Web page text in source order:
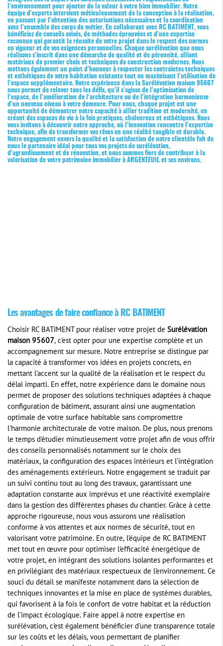
l'environnement pour ajouter de la valeur à votre bien immobilier. Notre
équipe d'experts intervient méticuleusement de la conception à la réalisation,
en passant par l'obtention des autorisations nécessaires et la coordination
avec l'ensemble des corps de métier. En collaborant avec RC BATIMENT, vous
bénéficiez de conseils avisés, de méthodes éprouvées et d'une expertise
reconnue qui garantit la réussite de votre projet dans le respect des normes
en vigueur et de vos exigences personnelles. Chaque surélévation que nous
réalisons s'inscrit dans une démarche de qualité et de pérennité, alliant
matériaux de premier choix et techniques de construction modernes. Nous
mettons également un point d'honneur à respecter les contraintes techniques
et esthétiques de votre habitation existante tout en maximisant l'utilisation de
l'espace supplémentaire. Notre expérience dans la Surélévation maison 95607
nous permet de relever tous les défis, qu'il s'agisse de l'optimisation de
l'espace, de l'amélioration de l'architecture ou de l'intégration harmonieuse
d'un nouveau niveau à votre demeure. Pour nous, chaque projet est une
opportunité de démontrer notre capacité à allier tradition et modernité, en
créant des espaces de vie à la fois pratiques, chaleureux et esthétiques. Nous
vous invitons à découvrir notre approche, où l'innovation rencontre l'expertise
technique, afin de transformer vos rêves en une réalité tangible et durable.
Notre engagement envers la qualité et la satisfaction de notre clientèle fait de
nous le partenaire idéal pour tous vos projets de surélévation,
d'agrandissement et de rénovation, et nous sommes fiers de contribuer à la
valorisation de votre patrimoine immobilier à ARGENTEUIL et ses environs.
Les avantages de faire confiance à RC BATIMENT
Choisir RC BATIMENT pour réaliser votre projet de Surélévation
maison 95607, c'est opter pour une expertise complète et un
accompagnement sur mesure. Notre entreprise se distingue par
la capacité à transformer vos idées en projets concrets, en
mettant l'accent sur la qualité de la réalisation et le respect du
délai imparti. En effet, notre expérience dans le domaine nous
permet de proposer des solutions techniques adaptées à chaque
configuration de bâtiment, assurant ainsi une augmentation
optimale de votre surface habitable sans compromettre
l'harmonie architecturale de votre maison. De plus, nous prenons
le temps d'étudier minutieusement votre projet afin de vous offrir
des conseils personnalisés notamment sur le choix des
matériaux, la configuration des espaces intérieurs et l'intégration
des aménagements extérieurs. Notre engagement se traduit par
un suivi continu tout au long des travaux, garantissant une
adaptation constante aux imprévus et une réactivité exemplaire
dans la gestion des différentes phases du chantier. Grâce à cette
approche rigoureuse, nous vous assurons une réalisation
conforme à vos attentes et aux normes de sécurité, tout en
valorisant votre patrimoine. En outre, l'équipe de RC BATIMENT
met tout en œuvre pour optimiser l'efficacité énergétique de
votre projet, en intégrant des solutions isolantes performantes et
en privilégiant des matériaux respectueux de l'environnement. Ce
souci du détail se manifeste notamment dans la sélection de
techniques innovantes et la mise en place de systèmes durables,
qui favorisent à la fois le confort de votre habitat et la réduction
de l'impact écologique. Faire appel à notre expertise en
surélévation, c'est également bénéficier d'une transparence totale
sur les coûts et les délais, vous permettant de planifier